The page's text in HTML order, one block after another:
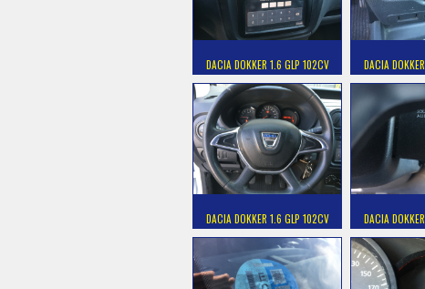
DACIA DOKKER 1.6 GLP 102CV DACIA
DACIA DOKKER 1.6 GLP 102CV DACIA